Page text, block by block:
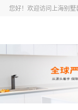
您好！欢迎访问上海别墅